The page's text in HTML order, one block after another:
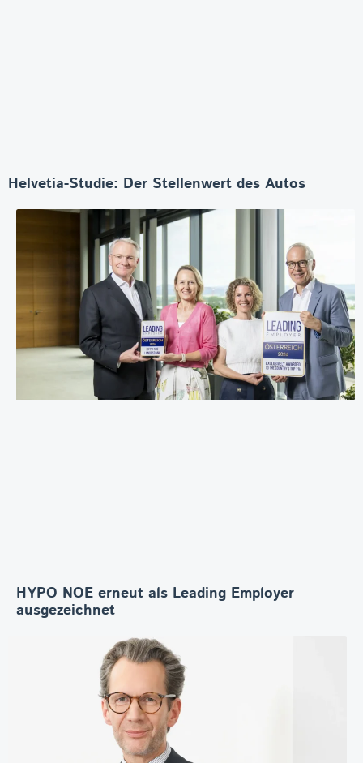
Helvetia-Studie: Der Stellenwert des Autos
HYPO NOE erneut als Leading Employer
ausgezeichnet